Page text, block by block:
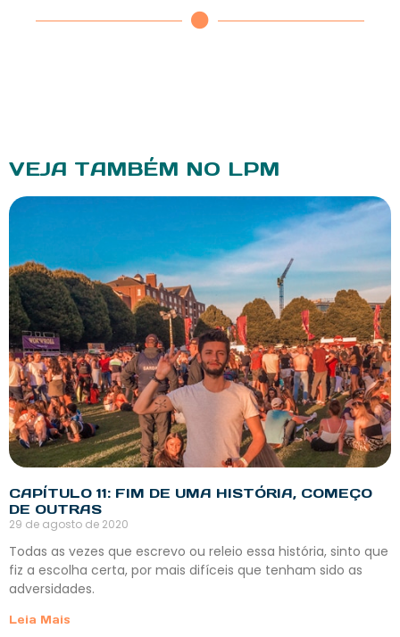
VEJA TAMBÉM NO LPM
CAPÍTULO 11: FIM DE UMA HISTÓRIA, COMEÇO
DE OUTRAS
29 de agosto de 2020
Todas as vezes que escrevo ou releio essa história, sinto que
fiz a escolha certa, por mais difíceis que tenham sido as
adversidades.
Leia Mais